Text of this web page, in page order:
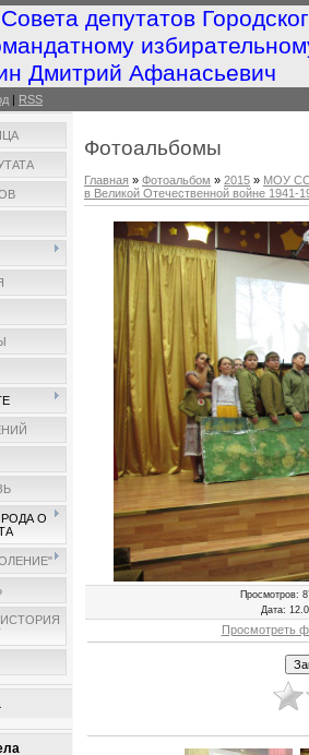
депутатов
Дмитрий Афанасьевич
| RSS
О
Фотоальбомы
Главная » Фотоальбом » 2015 » МОУ
в Великой Отечественной войне 1941-
Просмотров:
Дата:
Просмотреть